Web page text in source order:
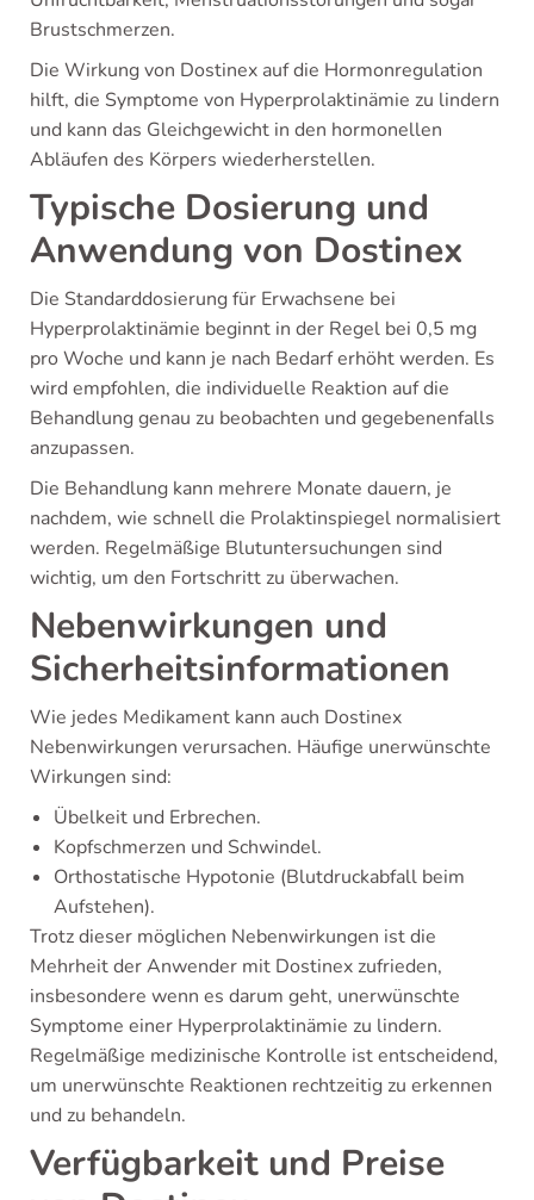
Brustschmerzen.
Die Wirkung von Dostinex auf die Hormonregulation
hilft, die Symptome von Hyperprolaktinämie zu lindern
und kann das Gleichgewicht in den hormonellen
Abläufen des Körpers wiederherstellen.
Typische Dosierung und
Anwendung von Dostinex
Die Standarddosierung für Erwachsene bei
Hyperprolaktinämie beginnt in der Regel bei 0,5 mg
pro Woche und kann je nach Bedarf erhöht werden. Es
wird empfohlen, die individuelle Reaktion auf die
Behandlung genau zu beobachten und gegebenenfalls
anzupassen.
Die Behandlung kann mehrere Monate dauern, je
nachdem, wie schnell die Prolaktinspiegel normalisiert
werden. Regelmäßige Blutuntersuchungen sind
wichtig, um den Fortschritt zu überwachen.
Nebenwirkungen und
Sicherheitsinformationen
Wie jedes Medikament kann auch Dostinex
Nebenwirkungen verursachen. Häufige unerwünschte
Wirkungen sind:
Übelkeit und Erbrechen.
Kopfschmerzen und Schwindel.
Orthostatische Hypotonie (Blutdruckabfall beim
Aufstehen).
Trotz dieser möglichen Nebenwirkungen ist die
Mehrheit der Anwender mit Dostinex zufrieden,
insbesondere wenn es darum geht, unerwünschte
Symptome einer Hyperprolaktinämie zu lindern.
Regelmäßige medizinische Kontrolle ist entscheidend,
um unerwünschte Reaktionen rechtzeitig zu erkennen
und zu behandeln.
Verfügbarkeit und Preise